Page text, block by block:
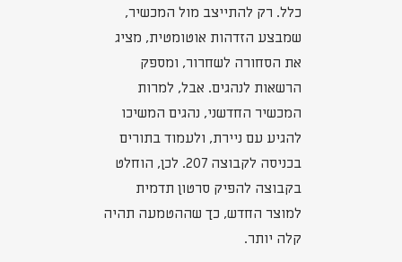
כלל. רק להתייצב מול המכשיר,
שמבצע הזדהות אוטומטית, מציג
את הסחורה לשחרור, ומספק
הרשאות לנהגים. אבל, למרות
המכשיר החדשני, נהגים המשיכו
להגיע עם ניירת, ולעמוד בתורים
בכניסה לקבוצה 207. לכן, הוחלט
בקבוצה להפיק סרטון תדמית
למוצר החדש, כך שההטמעה תהיה
קלה יותר.